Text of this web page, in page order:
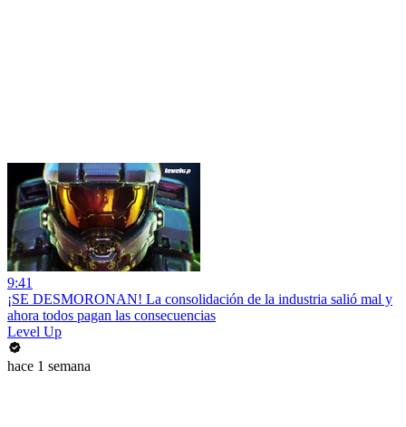
9:41
¡SE DESMORONAN! La consolidación de la industria salió mal y
ahora todos pagan las consecuencias
Level Up
hace 1 semana